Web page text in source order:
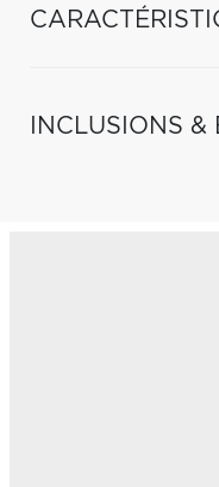
INCLUSIONS &